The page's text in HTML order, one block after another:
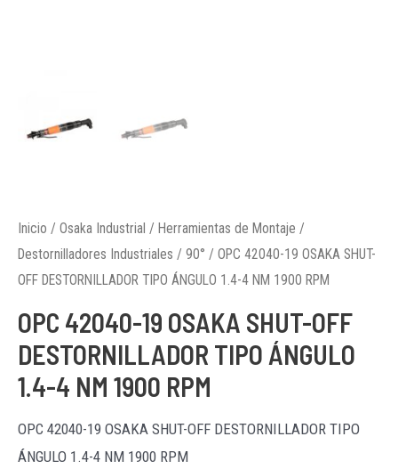
Inicio / Osaka Industrial / Herramientas de Montaje /
Destornilladores Industriales / 90° / OPC 42040-19 OSAKA SHUT-
OFF DESTORNILLADOR TIPO ÁNGULO 1.4-4 NM 1900 RPM
OPC 42040-19 OSAKA SHUT-OFF
DESTORNILLADOR TIPO ÁNGULO
1.4-4 NM 1900 RPM
OPC 42040-19 OSAKA SHUT-OFF DESTORNILLADOR TIPO
ÁNGULO 1.4-4 NM 1900 RPM